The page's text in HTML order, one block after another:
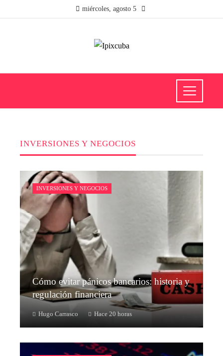
miércoles, agosto 5
INVERSIONES Y NEGOCIOS
INVERSIONES Y NEGOCIOS
Cómo evitar pánicos bancarios: historia y
regulación financiera
Hugo Carrasco Hace 20 horas